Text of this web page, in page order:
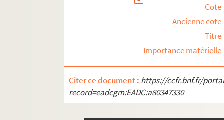
Cote
Ancienne cote
Titre
Importance matérielle
Citer ce document : https://ccfr.bnf.fr/
record=eadcgm:EADC:a80347330